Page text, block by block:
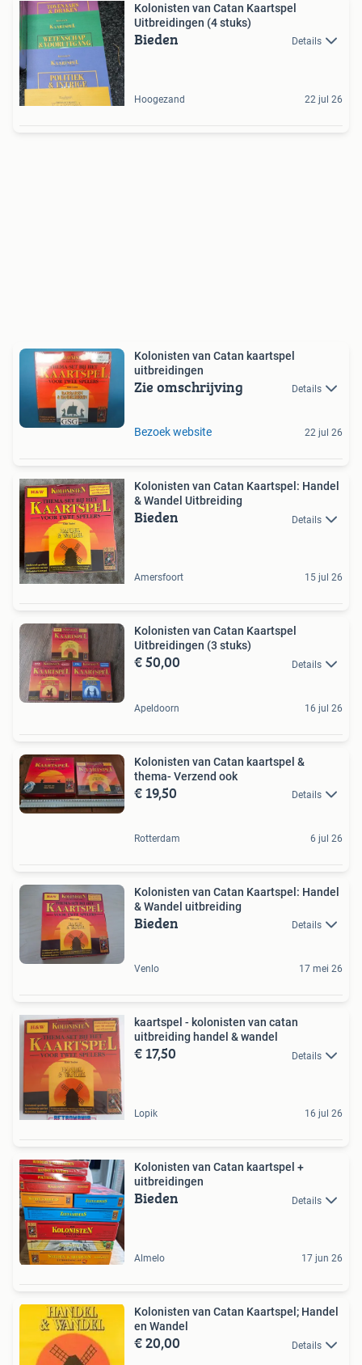
Kolonisten van Catan Kaartspel
Uitbreidingen (4 stuks)
Bieden Details
Hoogezand 22 jul 26
Kolonisten van Catan kaartspel
uitbreidingen
Zie omschrijving Details
Bezoek website 22 jul 26
Kolonisten van Catan Kaartspel: Handel
& Wandel Uitbreiding
Bieden Details
Amersfoort 15 jul 26
Kolonisten van Catan Kaartspel
Uitbreidingen (3 stuks)
€ 50,00 Details
Apeldoorn 16 jul 26
Kolonisten van Catan kaartspel &
thema- Verzend ook
€ 19,50 Details
Rotterdam 6 jul 26
Kolonisten van Catan Kaartspel: Handel
& Wandel uitbreiding
Bieden Details
Venlo 17 mei 26
kaartspel - kolonisten van catan
uitbreiding handel & wandel
€ 17,50 Details
Lopik 16 jul 26
Kolonisten van Catan kaartspel +
uitbreidingen
Bieden Details
Almelo 17 jun 26
Kolonisten van Catan Kaartspel; Handel
en Wandel
€ 20,00 Details